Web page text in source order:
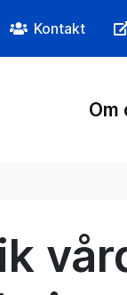
Kontakt
Om